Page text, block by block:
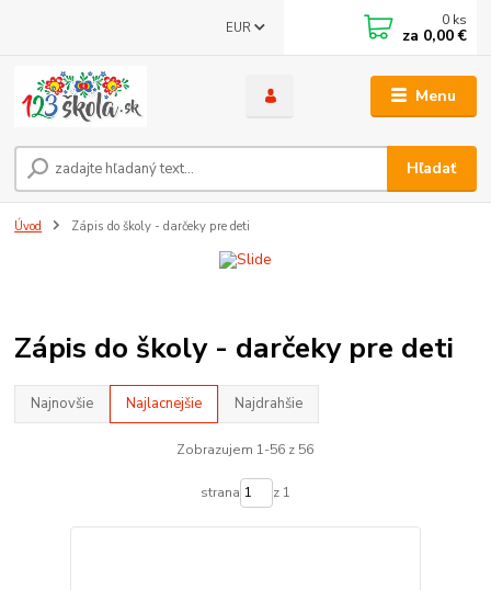
Menu
EUR
Hľadať
0 ks
za 0,00 €
Úvod Zápis do školy - darčeky pre deti
Zápis do školy - darčeky pre deti
Najnovšie Najlacnejšie Najdrahšie
Zobrazujem 1-56 z 56
strana z 1